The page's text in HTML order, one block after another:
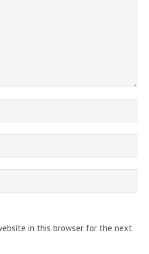
in this browser for the next